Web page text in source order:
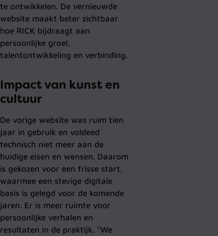
te ontwikkelen. De vernieuwde
website maakt beter zichtbaar
hoe RICK bijdraagt aan
persoonlijke groei,
talentontwikkeling en verbinding.
Impact van kunst en
cultuur
De vorige website was ruim tien
jaar in gebruik en voldeed
technisch niet meer aan de
huidige eisen en wensen. Daarom
is gekozen voor een frisse start,
waarmee een stevige digitale
basis is gelegd voor de komende
jaren. Er is meer ruimte voor
persoonlijke verhalen en
resultaten in de praktijk. “We